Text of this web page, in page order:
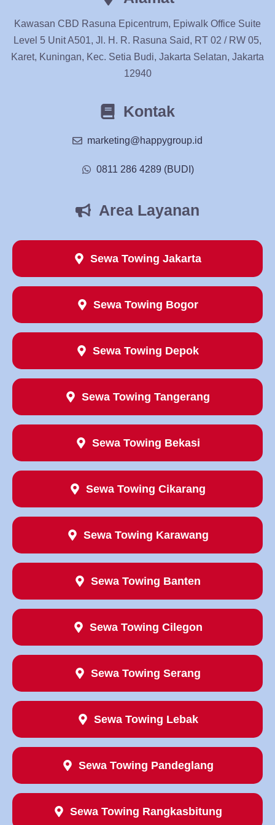
Kawasan CBD Rasuna Epicentrum, Epiwalk Office Suite
Level 5 Unit A501, Jl. H. R. Rasuna Said, RT 02 / RW 05,
Karet, Kuningan, Kec. Setia Budi, Jakarta Selatan, Jakarta
12940
Kontak
marketing@happygroup.id
0811 286 4289 (BUDI)
Area Layanan
Sewa Towing Jakarta
Sewa Towing Bogor
Sewa Towing Depok
Sewa Towing Tangerang
Sewa Towing Bekasi
Sewa Towing Cikarang
Sewa Towing Karawang
Sewa Towing Banten
Sewa Towing Cilegon
Sewa Towing Serang
Sewa Towing Lebak
Sewa Towing Pandeglang
Sewa Towing Rangkasbitung